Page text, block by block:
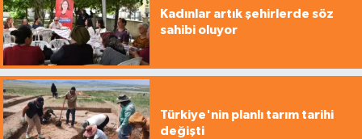
Kadınlar artık şehirlerde söz
sahibi oluyor
Türkiye'nin planlı tarım tarihi
değişti